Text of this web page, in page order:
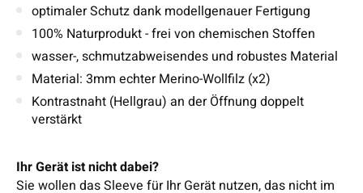
optimaler Schutz dank modellgenauer Fertigung
100% Naturprodukt - frei von chemischen Stoffen
wasser-, schmutzabweisendes und robustes Material
Material: 3mm echter Merino-Wollfilz (x2)
Kontrastnaht (Hellgrau) an der Öffnung doppelt
verstärkt
Ihr Gerät ist nicht dabei?
Sie wollen das Sleeve für Ihr Gerät nutzen, das nicht im